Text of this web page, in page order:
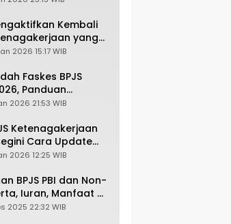
Kembali
yang
Panduan
2026 15:17 WIB
Faskes BPJS
Panduan
Mobile JKN,
2026 21:53 WIB
Ketenagakerjaan
Cara Update
Alamat, HP di JMO
2026 12:25 WIB
BPJS PBI dan Non-
Iuran, Manfaat &
Terbaru 2026
2025 22:32 WIB